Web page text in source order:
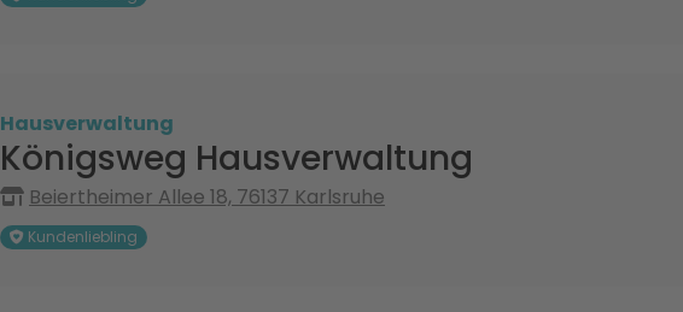
Hausverwaltung
Königsweg Hausverwaltung
Beiertheimer Allee 18, 76137 Karlsruhe
Kundenliebling